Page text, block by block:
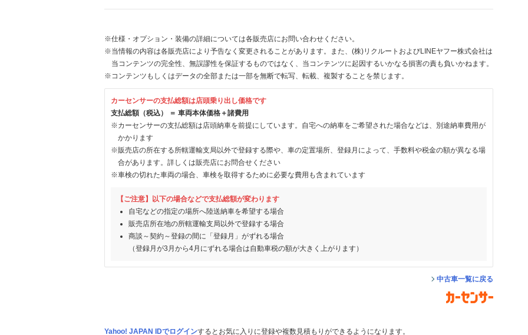
※仕様・オプション・装備の詳細については各販売店にお問い合わせください。
※当情報の内容は各販売店により予告なく変更されることがあります。また、(株)リクルートおよびLINEヤフー株式会社は
当コンテンツの完全性、無誤謬性を保証するものではなく、当コンテンツに起因するいかなる損害の責も負いかねます。
※コンテンツもしくはデータの全部または一部を無断で転写、転載、複製することを禁じます。
カーセンサーの支払総額は店頭乗り出し価格です
支払総額（税込） ＝ 車両本体価格＋諸費用
※カーセンサーの支払総額は店頭納車を前提にしています。自宅への納車をご希望された場合などは、別途納車費用が
かかります
※販売店の所在する所轄運輸支局以外で登録する際や、車の定置場所、登録月によって、手数料や税金の額が異なる場
合があります。詳しくは販売店にお問合せください
※車検の切れた車両の場合、車検を取得するために必要な費用も含まれています
【ご注意】以下の場合などで支払総額が変わります
自宅などの指定の場所へ陸送納車を希望する場合
販売店所在地の所轄運輸支局以外で登録する場合
商談～契約～登録の間に「登録月」がずれる場合
（登録月が3月から4月にずれる場合は自動車税の額が大きく上がります）
中古車一覧に戻る
Yahoo! JAPAN IDでログインするとお気に入りに登録や複数見積もりができるようになります。